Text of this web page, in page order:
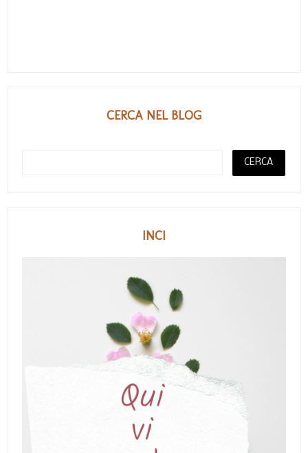
CERCA NEL BLOG
INCI